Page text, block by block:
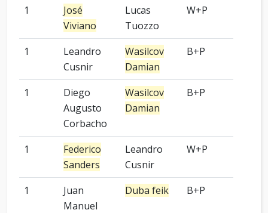
1
José
Viviano
Lucas
Tuozzo
W+P
1
Leandro
Cusnir
Wasilcov
Damian
B+P
1
Diego
Augusto
Corbacho
Wasilcov
Damian
B+P
1
Federico
Sanders
Leandro
Cusnir
W+P
1
Juan
Manuel
Duba feik B+P